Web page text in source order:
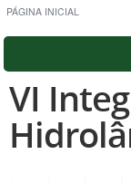
PÁGINA INICIAL
VI